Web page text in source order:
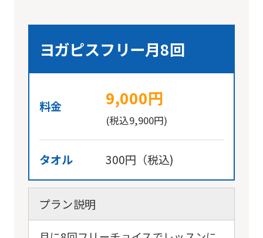
ヨガピスフリー月8回
料金 9,000円
(税込9,900円)
タオル 300円（税込)
プラン説明